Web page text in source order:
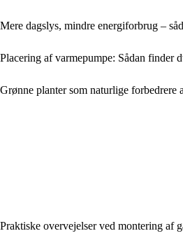
Mere dagslys, mindre energiforbrug –
Placering af varmepumpe: Sådan finder
Grønne planter som naturlige forbedrere
Praktiske overvejelser ved montering af